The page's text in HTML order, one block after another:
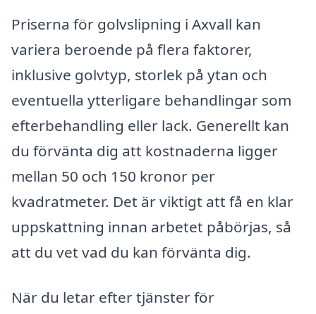
Priserna för golvslipning i Axvall kan
variera beroende på flera faktorer,
inklusive golvtyp, storlek på ytan och
eventuella ytterligare behandlingar som
efterbehandling eller lack. Generellt kan
du förvänta dig att kostnaderna ligger
mellan 50 och 150 kronor per
kvadratmeter. Det är viktigt att få en klar
uppskattning innan arbetet påbörjas, så
att du vet vad du kan förvänta dig.
När du letar efter tjänster för